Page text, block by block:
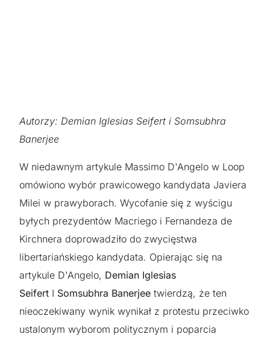
Autorzy: Demian Iglesias Seifert i Somsubhra
Banerjee
W niedawnym artykule Massimo D'Angelo w Loop
omówiono wybór prawicowego kandydata Javiera
Milei w prawyborach. Wycofanie się z wyścigu
byłych prezydentów Macriego i Fernandeza de
Kirchnera doprowadziło do zwycięstwa
libertariańskiego kandydata. Opierając się na
artykule D'Angelo, Demian Iglesias
Seifert I Somsubhra Banerjee twierdzą, że ten
nieoczekiwany wynik wynikał z protestu przeciwko
ustalonym wyborom politycznym i poparcia